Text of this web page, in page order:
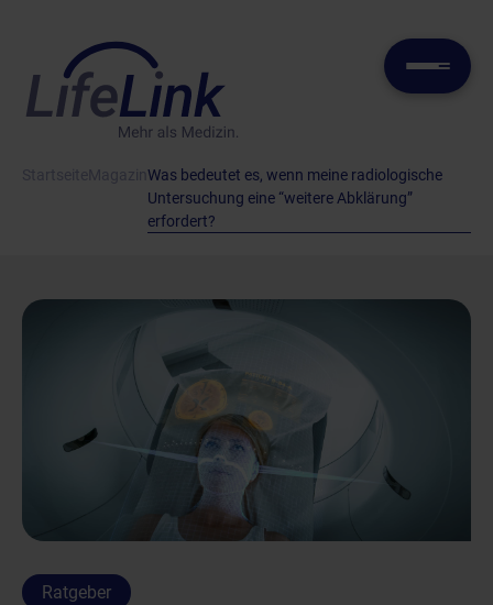
Was bedeutet es, wenn meine radiologische
Untersuchung eine “weitere Abklärung”
erfordert?
Ratgeber